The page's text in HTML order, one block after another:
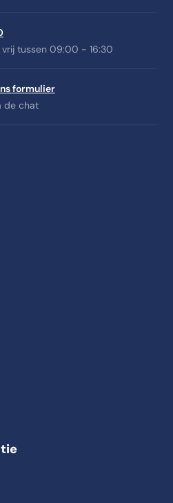
tussen 09:00 - 16:30
formulier
de chat